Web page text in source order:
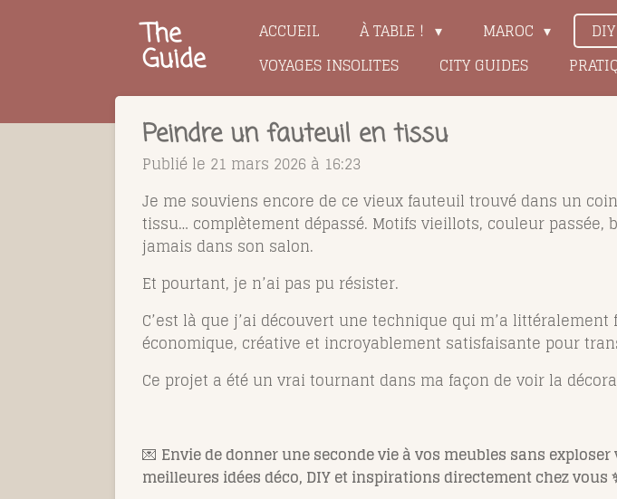
The
Guide
ACCUEIL À TABLE ! MAROC
VOYAGES INSOLITES
CITY GUIDES
Peindre un fauteuil en tissu
Publié le 21 mars 2026 à 16:23
Je me souviens encore de ce vieux fauteuil trouvé dans un
tissu… complètement dépassé. Motifs vieillots, couleur passée,
jamais dans son salon.
Et pourtant, je n’ai pas pu résister.
C’est là que j’ai découvert une technique qui m’a littéralement
économique, créative et incroyablement satisfaisante pour
Ce projet a été un vrai tournant dans ma façon de voir la
💌 Envie de donner une seconde vie à vos meubles sans
meilleures idées déco, DIY et inspirations directement chez vous